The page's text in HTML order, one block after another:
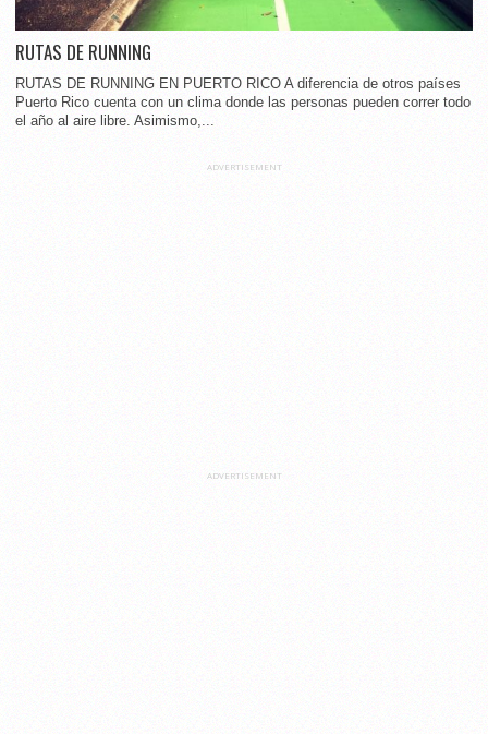
RUTAS DE RUNNING
RUTAS DE RUNNING EN PUERTO RICO A diferencia de otros países
Puerto Rico cuenta con un clima donde las personas pueden correr todo
el año al aire libre. Asimismo,...
ADVERTISEMENT
ADVERTISEMENT